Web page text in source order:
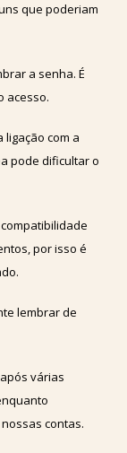
que poderiam
a senha. É
acesso.
com a
pode dificultar o
por isso é
lembrar de
várias
contas.